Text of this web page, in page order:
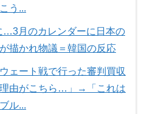
う...
…3月のカレンダーに日本の
描かれ物議＝韓国の反応
ェート戦で行った審判買収
由がこちら…」→「これは
ル...